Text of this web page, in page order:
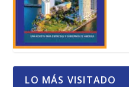
LO MÁS VISITADO